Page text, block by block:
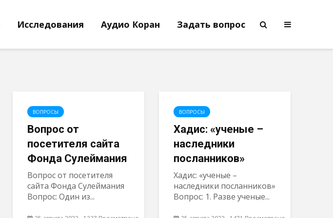
Исследования Аудио Коран Задать вопрос
ВОПРОСЫ
Вопрос от
посетителя сайта
Фонда Сулеймания
Вопрос от посетителя
сайта Фонда Сулеймания
Вопрос: Один из...
ВОПРОСЫ
Хадис: «ученые –
наследники
посланников»
Хадис: «ученые –
наследники посланников»
Вопрос: 1. Разве ученые...